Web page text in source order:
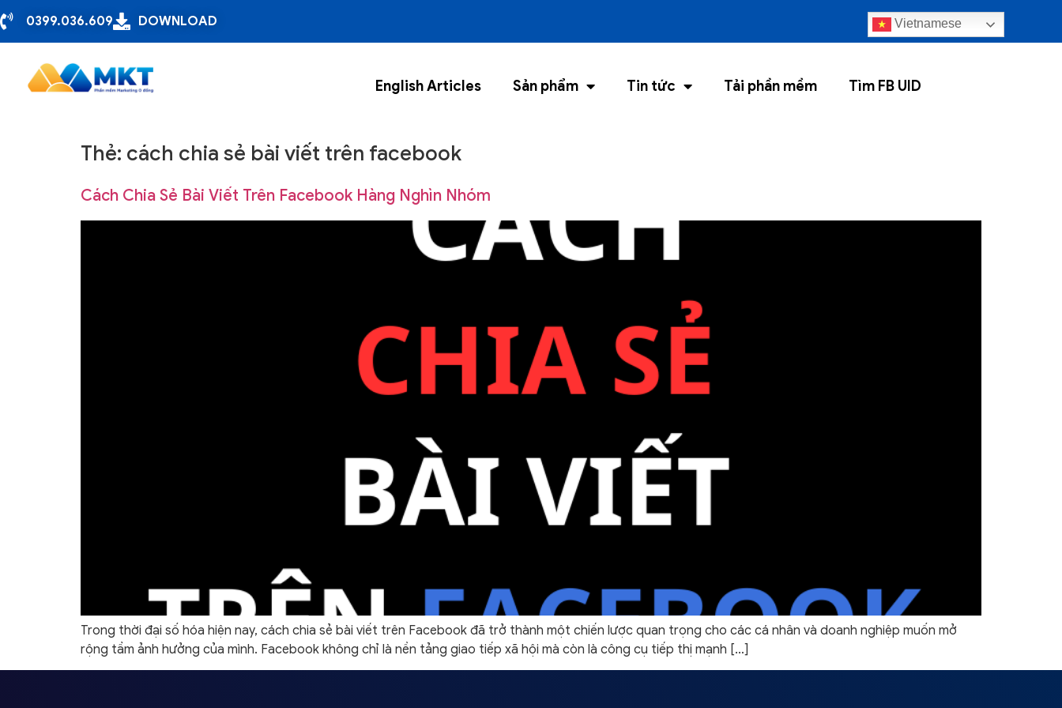
0399.036.609 DOWNLOAD Vietnamese
English Articles Sản phẩm Tin tức Tải phần mềm Tìm FB UID
Thẻ: cách chia sẻ bài viết trên facebook
Cách Chia Sẻ Bài Viết Trên Facebook Hàng Nghìn Nhóm
Trong thời đại số hóa hiện nay, cách chia sẻ bài viết trên Facebook đã trở thành một chiến lược quan trọng cho các cá nhân và doanh nghiệp muốn mở
rộng tầm ảnh hưởng của mình. Facebook không chỉ là nền tảng giao tiếp xã hội mà còn là công cụ tiếp thị mạnh […]